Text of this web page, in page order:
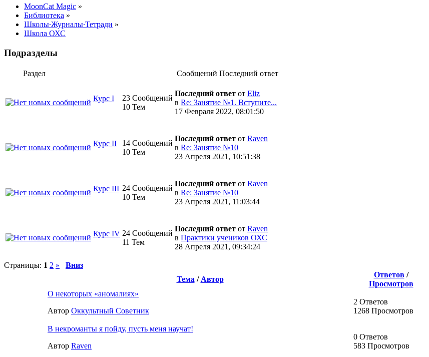
MoonCat Magic »
Библиотека »
Школы∙Журналы∙Тетради »
Школа ОХС
Подразделы
Раздел Сообщений Последний ответ
Курс I
23 Сообщений
10 Тем
Последний ответ от Eliz
в Re: Занятие №1. Вступите...
17 Февраля 2022, 08:01:50
Курс II
14 Сообщений
10 Тем
Последний ответ от Raven
в Re: Занятие №10
23 Апреля 2021, 10:51:38
Курс III 24 Сообщений
10 Тем
Последний ответ от Raven
в Re: Занятие №10
23 Апреля 2021, 11:03:44
Курс IV 24 Сообщений
11 Тем
Последний ответ от Raven
в Практики учеников ОХС
28 Апреля 2021, 09:34:24
Страницы: 1 2 »
Вниз
Тема / Автор
Ответов/
Просмотров
О некоторых «аномалиях»
Автор Оккультный Советник
2 Ответов
1268 Просмотров
В некроманты я пойду, пусть меня научат!
Автор Raven
0 Ответов
583 Просмотров